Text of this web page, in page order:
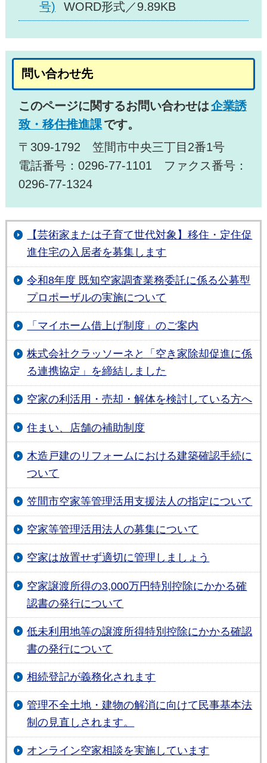
号) WORD形式／9.89KB
問い合わせ先
このページに関するお問い合わせは企業誘
致・移住推進課です。
〒309-1792 笠間市中央三丁目2番1号
電話番号：0296-77-1101 ファクス番号：
0296-77-1324
【芸術家または子育て世代対象】移住・定住促
進住宅の入居者を募集します
令和8年度 既知空家調査業務委託に係る公募型
プロポーザルの実施について
「マイホーム借上げ制度」のご案内
株式会社クラッソーネと「空き家除却促進に係
る連携協定」を締結しました
空家の利活用・売却・解体を検討している方へ
住まい、店舗の補助制度
木造戸建のリフォームにおける建築確認手続に
ついて
笠間市空家等管理活用支援法人の指定について
空家等管理活用法人の募集について
空家は放置せず適切に管理しましょう
空家譲渡所得の3,000万円特別控除にかかる確
認書の発行について
低未利用地等の譲渡所得特別控除にかかる確認
書の発行について
相続登記が義務化されます
管理不全土地・建物の解消に向けて民事基本法
制の見直しされます。
オンライン空家相談を実施しています